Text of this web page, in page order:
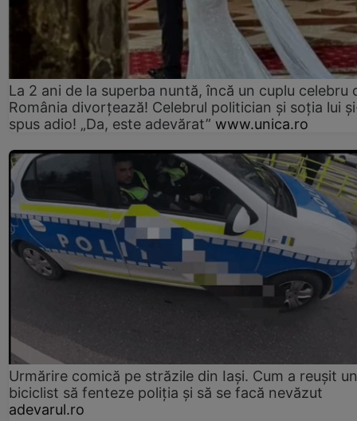
La 2 ani de la superba nuntă, încă un cuplu celebru
România divorțează! Celebrul politician și soția lui
spus adio! „Da, este adevărat” www.unica.ro
Urmărire comică pe străzile din Iași. Cum a reușit un
biciclist să fenteze poliția și să se facă nevăzut
adevarul.ro